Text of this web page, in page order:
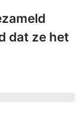
dat ze het